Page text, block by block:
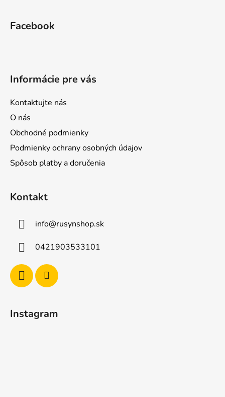
Facebook
Informácie pre vás
Kontaktujte nás
O nás
Obchodné podmienky
Podmienky ochrany osobných údajov
Spôsob platby a doručenia
Kontakt
info@rusynshop.sk
0421903533101
Instagram